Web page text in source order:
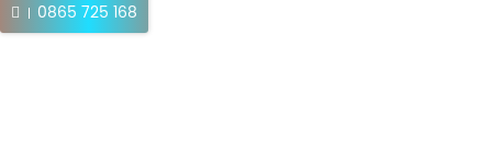
0865 725 168